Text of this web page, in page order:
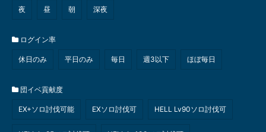
夜 昼 朝 深夜
ログイン率
休日のみ 平日のみ 毎日 週3以下 ほぼ毎日
団イベ貢献度
EX+ソロ討伐可能 EXソロ討伐可 HELL Lv90ソロ討伐可